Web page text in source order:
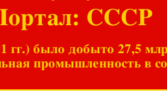
СССР
было добыто 27,5
промышленность в